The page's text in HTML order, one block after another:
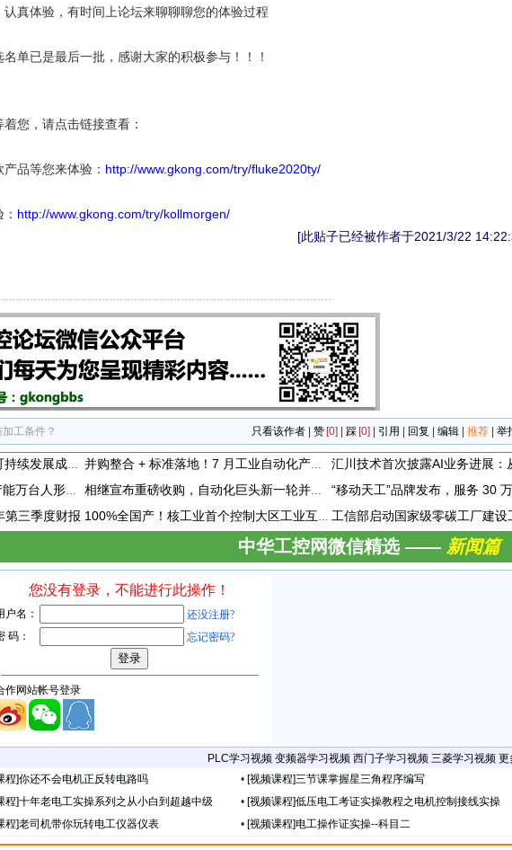
真体验，有时间上论坛来聊聊聊您的体验过程
单已是最后一批，感谢大家的积极参与！！！
您，请点击链接查看：
品等您来体验： http://www.gkong.com/try/fluke2020ty/
http://www.gkong.com/try/kollmorgen/
[此贴子已经被作者于2021/3/22
工条件？ 只看该作者 赞 [0] 踩 [0] 引用 回复 编辑 推荐 举
施耐德电气发布2026上半年可持续发展成绩单 "Impact 2030"路线图开局稳健 并购整合 + 标准落地！7 月工业自动化产业动态速递
每30分钟下线一台！探访年产能万台人形机器人工厂 相继宣布重磅收购，自动化巨头新一轮并购潮剑指何方？
“移动天工”品牌发布，服务 30
第三季度财报
100%全国产！核工业首个控制大区工业互联网平台成功研制
中华工控网微信精选 —— 新闻篇
PLC学习视频 变频器学习视频 西门子学习视频 三菱学习视频 更
程]你还不会电机正反转电路吗 • [视频课程]三节课掌握星三角程序编写
程]十年老电工实操系列之从小白到超越中级 • [视频课程]低压电工考证实操教程之电机控制接线实操
程]老司机带你玩转电工仪器仪表 • [视频课程]电工操作证实操--科目二